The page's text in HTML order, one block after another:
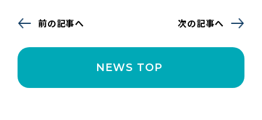
前の記事へ
NEWS TOP
次の記事へ